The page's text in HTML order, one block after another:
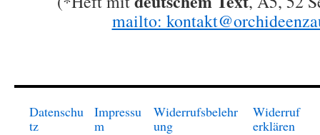
mailto:
Datenschu
tz
Impressu
m
Widerrufsbelehr
ung
Widerruf
erklären